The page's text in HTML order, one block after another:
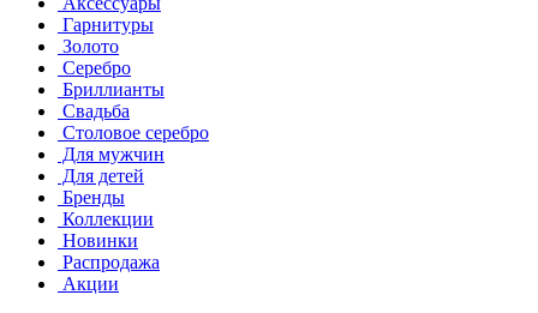
Гарнитуры
Золото
Серебро
Бриллианты
Свадьба
Столовое серебро
Для мужчин
Для детей
Бренды
Коллекции
Новинки
Распродажа
Акции